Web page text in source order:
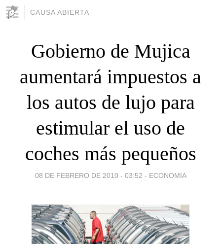
CAUSA ABIERTA
Gobierno de Mujica
aumentará impuestos a
los autos de lujo para
estimular el uso de
coches más pequeños
08 DE FEBRERO DE 2010 - 03:52 - ECONOMIA